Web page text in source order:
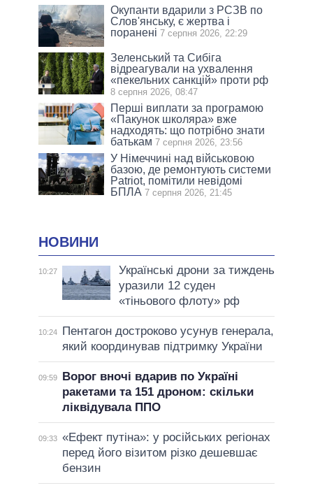
Окупанти вдарили з РСЗВ по
Слов'янську, є жертва і
поранені 7 серпня 2026, 22:29
Зеленський та Сибіга
відреагували на ухвалення
«пекельних санкцій» проти рф
8 серпня 2026, 08:47
Перші виплати за програмою
«Пакунок школяра» вже
надходять: що потрібно знати
батькам 7 серпня 2026, 23:56
У Німеччині над військовою
базою, де ремонтують системи
Patriot, помітили невідомі
БПЛА 7 серпня 2026, 21:45
НОВИНИ
10:27
Українські дрони за тиждень
уразили 12 суден
«тіньового флоту» рф
10:24
Пентагон достроково усунув генерала,
який координував підтримку України
09:59
Ворог вночі вдарив по Україні
ракетами та 151 дроном: скільки
ліквідувала ППО
09:33 «Ефект путіна»: у російських регіонах
перед його візитом різко дешевшає
бензин